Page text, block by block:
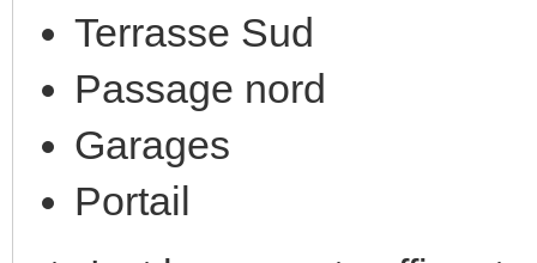
Terrasse Sud
Passage nord
Garages
Portail